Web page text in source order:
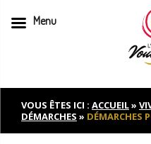
to
contentVOUS ÊTES ICI : ACCUEIL»
DÉMARCHES » DÉMARCHES
Menu